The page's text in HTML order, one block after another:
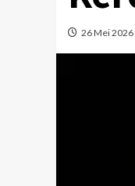
26 Mei 2026